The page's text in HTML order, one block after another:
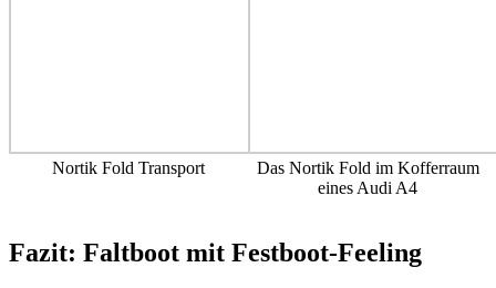
Nortik Fold Transport
Das Nortik Fold im Kofferraum
eines Audi A4
Fazit: Faltboot mit Festboot-Feeling